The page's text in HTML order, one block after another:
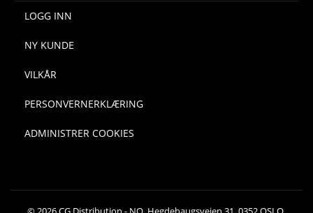
LOGG INN
NY KUNDE
VILKÅR
PERSONVERNERKLÆRING
ADMINISTRER COOKIES